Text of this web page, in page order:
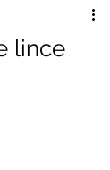
lince